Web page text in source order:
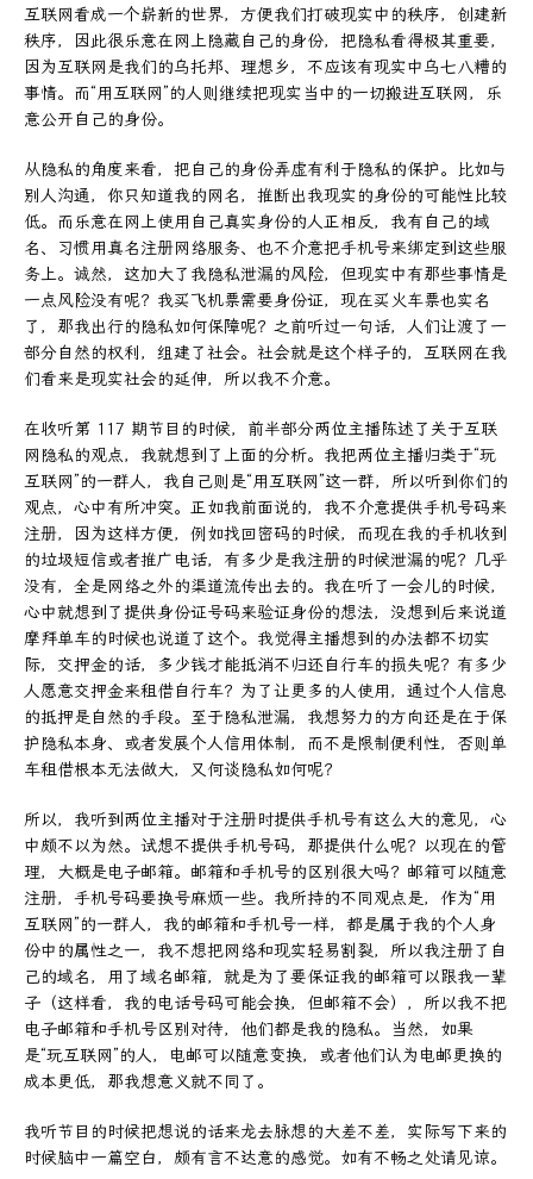
互联网看成一个崭新的世界，方便我们打破现实中的秩序，创建新
秩序，因此很乐意在网上隐藏自己的身份，把隐私看得极其重要，
因为互联网是我们的乌托邦、理想乡，不应该有现实中乌七八糟的
事情。而“用互联网”的人则继续把现实当中的一切搬进互联网，乐
意公开自己的身份。
从隐私的角度来看，把自己的身份弄虚有利于隐私的保护。比如与
别人沟通，你只知道我的网名，推断出我现实的身份的可能性比较
低。而乐意在网上使用自己真实身份的人正相反，我有自己的域
名、习惯用真名注册网络服务、也不介意把手机号来绑定到这些服
务上。诚然，这加大了我隐私泄漏的风险，但现实中有那些事情是
一点风险没有呢？我买飞机票需要身份证，现在买火车票也实名
了，那我出行的隐私如何保障呢？之前听过一句话，人们让渡了一
部分自然的权利，组建了社会。社会就是这个样子的，互联网在我
们看来是现实社会的延伸，所以我不介意。
在收听第 117 期节目的时候，前半部分两位主播陈述了关于互联
网隐私的观点，我就想到了上面的分析。我把两位主播归类于“玩
互联网”的一群人，我自己则是“用互联网”这一群，所以听到你们的
观点，心中有所冲突。正如我前面说的，我不介意提供手机号码来
注册，因为这样方便，例如找回密码的时候，而现在我的手机收到
的垃圾短信或者推广电话，有多少是我注册的时候泄漏的呢？几乎
没有，全是网络之外的渠道流传出去的。我在听了一会儿的时候，
心中就想到了提供身份证号码来验证身份的想法，没想到后来说道
摩拜单车的时候也说道了这个。我觉得主播想到的办法都不切实
际，交押金的话，多少钱才能抵消不归还自行车的损失呢？有多少
人愿意交押金来租借自行车？为了让更多的人使用，通过个人信息
的抵押是自然的手段。至于隐私泄漏，我想努力的方向还是在于保
护隐私本身、或者发展个人信用体制，而不是限制便利性，否则单
车租借根本无法做大，又何谈隐私如何呢？
所以，我听到两位主播对于注册时提供手机号有这么大的意见，心
中颇不以为然。试想不提供手机号码，那提供什么呢？以现在的管
理，大概是电子邮箱。邮箱和手机号的区别很大吗？邮箱可以随意
注册，手机号码要换号麻烦一些。我所持的不同观点是，作为“用
互联网”的一群人，我的邮箱和手机号一样，都是属于我的个人身
份中的属性之一，我不想把网络和现实轻易割裂，所以我注册了自
己的域名，用了域名邮箱，就是为了要保证我的邮箱可以跟我一辈
子（这样看，我的电话号码可能会换，但邮箱不会），所以我不把
电子邮箱和手机号区别对待，他们都是我的隐私。当然，如果
是“玩互联网”的人，电邮可以随意变换，或者他们认为电邮更换的
成本更低，那我想意义就不同了。
我听节目的时候把想说的话来龙去脉想的大差不差，实际写下来的
时候脑中一篇空白，颇有言不达意的感觉。如有不畅之处请见谅。